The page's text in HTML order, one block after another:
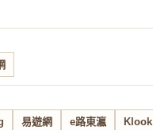
易遊網 e路東瀛 Klook